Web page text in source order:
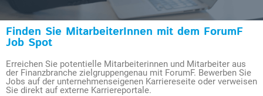
Finden Sie MitarbeiterInnen mit dem ForumF
Job Spot
Erreichen Sie potentielle Mitarbeiterinnen und Mitarbeiter aus
der Finanzbranche zielgruppengenau mit ForumF. Bewerben Sie
Jobs auf der unternehmenseigenen Karriereseite oder verweisen
Sie direkt auf externe Karriereportale.